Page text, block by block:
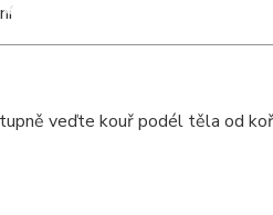
veďte kouř podél těla od